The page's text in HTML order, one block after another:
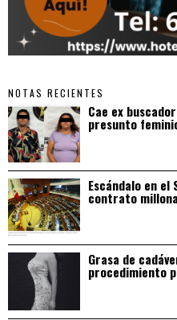
NOTAS RECIENTES
Cae ex
presunto
Escándalo en el
contrato
Grasa de
procedimiento